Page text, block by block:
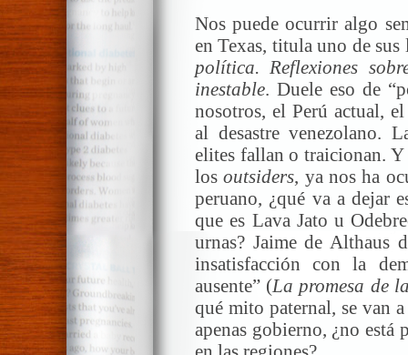
Nos puede ocurrir algo
en Texas, titula uno de
política. Reflexiones
inestable. Duele eso de
nosotros, el Perú actual,
al desastre venezolano.
elites fallan o traicionan.
losoutsiders, ya nos ha
peruano, ¿qué va a dejar
que es Lava Jato u
urnas? Jaime de Althaus
insatisfacción con la
ausente” (La promesa de
qué mito paternal, se van
apenas gobierno, ¿no está